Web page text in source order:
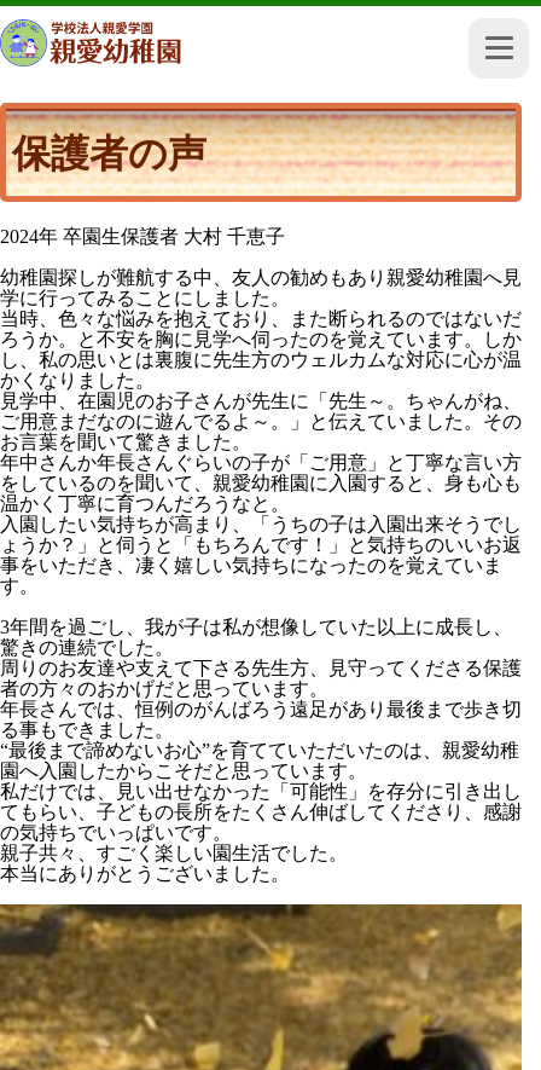
保護者の声
2024年 卒園生保護者 大村 千恵子
幼稚園探しが難航する中、友人の勧めもあり親愛幼稚園へ見
学に行ってみることにしました。
当時、色々な悩みを抱えており、また断られるのではないだ
ろうか。と不安を胸に見学へ伺ったのを覚えています。しか
し、私の思いとは裏腹に先生方のウェルカムな対応に心が温
かくなりました。
見学中、在園児のお子さんが先生に「先生～。ちゃんがね、
ご用意まだなのに遊んでるよ～。」と伝えていました。その
お言葉を聞いて驚きました。
年中さんか年長さんぐらいの子が「ご用意」と丁寧な言い方
をしているのを聞いて、親愛幼稚園に入園すると、身も心も
温かく丁寧に育つんだろうなと。
入園したい気持ちが高まり、「うちの子は入園出来そうでし
ょうか？」と伺うと「もちろんです！」と気持ちのいいお返
事をいただき、凄く嬉しい気持ちになったのを覚えていま
す。
3年間を過ごし、我が子は私が想像していた以上に成長し、
驚きの連続でした。
周りのお友達や支えて下さる先生方、見守ってくださる保護
者の方々のおかげだと思っています。
年長さんでは、恒例のがんばろう遠足があり最後まで歩き切
る事もできました。
“最後まで諦めないお心”を育てていただいたのは、親愛幼稚
園へ入園したからこそだと思っています。
私だけでは、見い出せなかった「可能性」を存分に引き出し
てもらい、子どもの長所をたくさん伸ばしてくださり、感謝
の気持ちでいっぱいです。
親子共々、すごく楽しい園生活でした。
本当にありがとうございました。